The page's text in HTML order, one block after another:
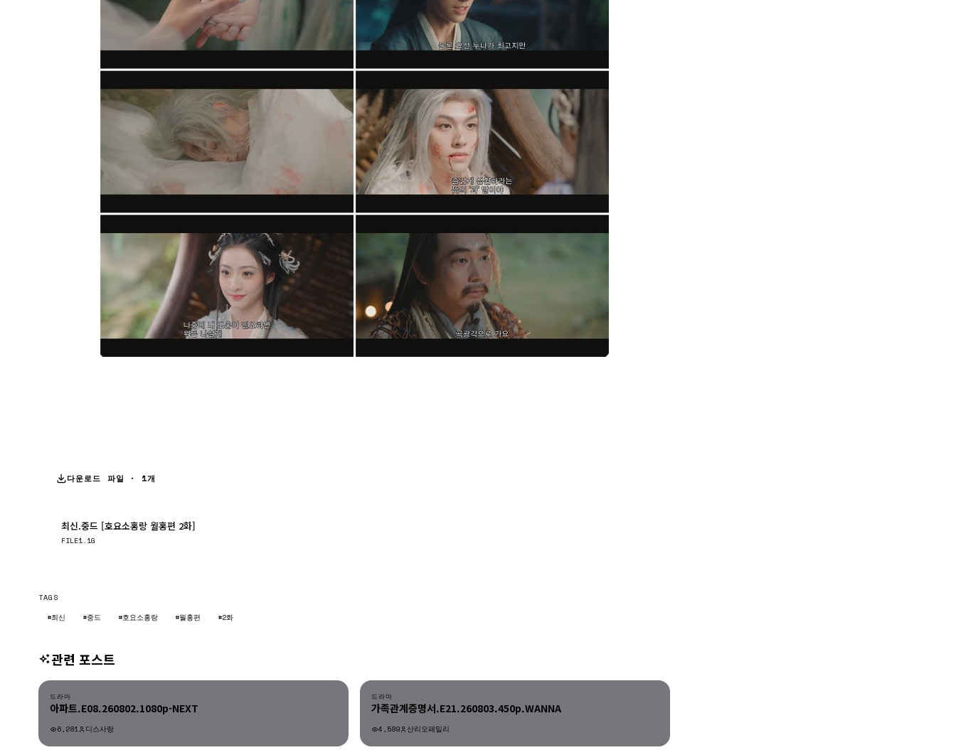
다운로드 파일 · 1개
최신.중드 [호요소홍랑 월홍편 2화]
FILE1.1G
TAGS
#최신
#중드 #호요소홍랑 #월홍편 #2화
관련 포스트
드라마
드라마
아파트.E08.260802.1080p-NEXT
6,281 디스사랑
드라마
가족관계증명서.E21.260803.450p.WANNA
4,589 산리오패밀리